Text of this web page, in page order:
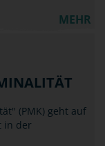
MEHR
(PMK) geht auf
in der